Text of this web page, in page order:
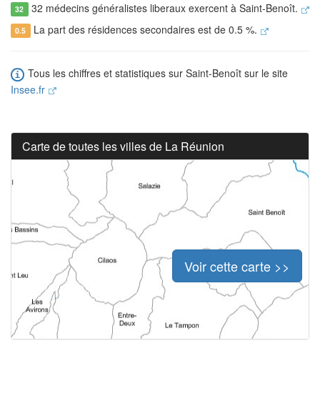
32 32 médecins généralistes liberaux exercent à Saint-Benoît.
0.5 La part des résidences secondaires est de 0.5 %.
Tous les chiffres et statistiques sur Saint-Benoît sur le site
Insee.fr
Carte de toutes les villes de La Réunion
Voir cette carte >>